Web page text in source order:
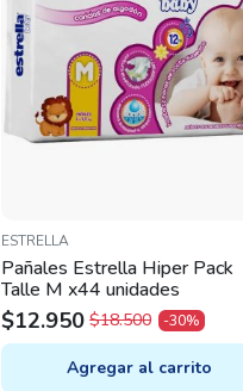
ESTRELLA
Pañales Estrella Hiper Pack
Talle M x44 unidades
$18.500
ORIGINAL
PRICE
WAS:
$12.950
CURRENT
PRICE
IS:
-30%
Agregar al carrito